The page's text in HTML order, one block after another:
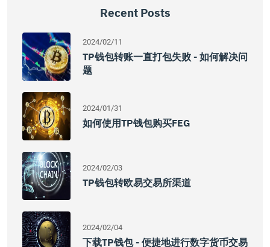
Recent Posts
2024/02/11
TP钱包转账一直打包失败 - 如何解决问
题
2024/01/31
如何使用TP钱包购买FEG
2024/02/03
TP钱包转欧易交易所渠道
2024/02/04
下载TP钱包 - 便捷地进行数字货币交易